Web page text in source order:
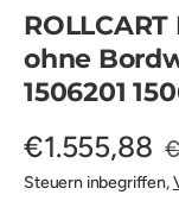
ohne
1506201
€1.555,88
Steuern inbegriffen,